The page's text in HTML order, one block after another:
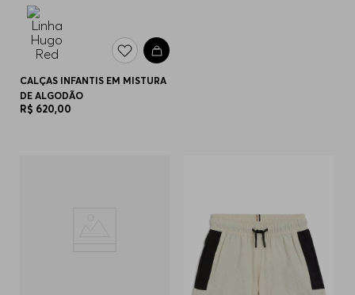
CALÇAS INFANTIS EM MISTURA
DE ALGODÃO
R$ 620,00